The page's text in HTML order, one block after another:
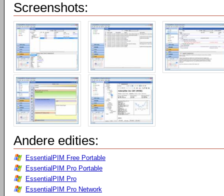
Screenshots:
Andere edities:
EssentialPIM Free Portable
EssentialPIM Pro Portable
EssentialPIM Pro
EssentialPIM Pro Network